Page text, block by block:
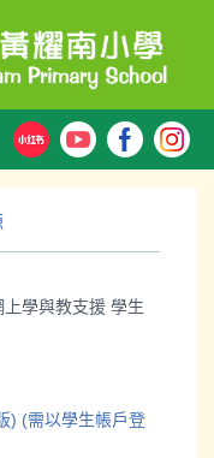
學與教支援 學生
) (需以學生帳戶登